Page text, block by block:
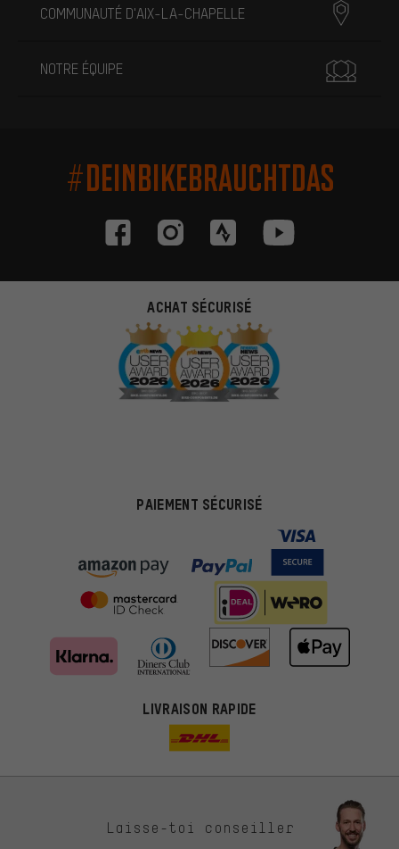
COMMUNAUTÉ D'AIX-LA-CHAPELLE
NOTRE ÉQUIPE
#DEINBIKEBRAUCHTDAS
ACHAT SÉCURISÉ
PAIEMENT SÉCURISÉ
LIVRAISON RAPIDE
Laisse-toi conseiller
Des offres plus adaptées